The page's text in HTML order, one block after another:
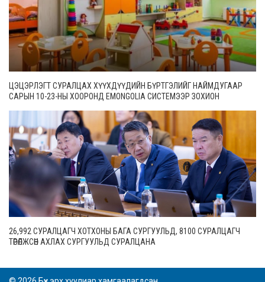
ЦЭЦЭРЛЭГТ СУРАЛЦАХ ХҮҮХДҮҮДИЙН БҮРТГЭЛИЙГ НАЙМДУГААР
САРЫН 10-23-НЫ ХООРОНД EMONGOLIA СИСТЕМЭЭР ЗОХИОН
26,992 СУРАЛЦАГЧ ХОТХОНЫ БАГА СУРГУУЛЬД, 8100 СУРАЛЦАГЧ
ТӨРӨЛЖСӨН АХЛАХ СУРГУУЛЬД СУРАЛЦАНА